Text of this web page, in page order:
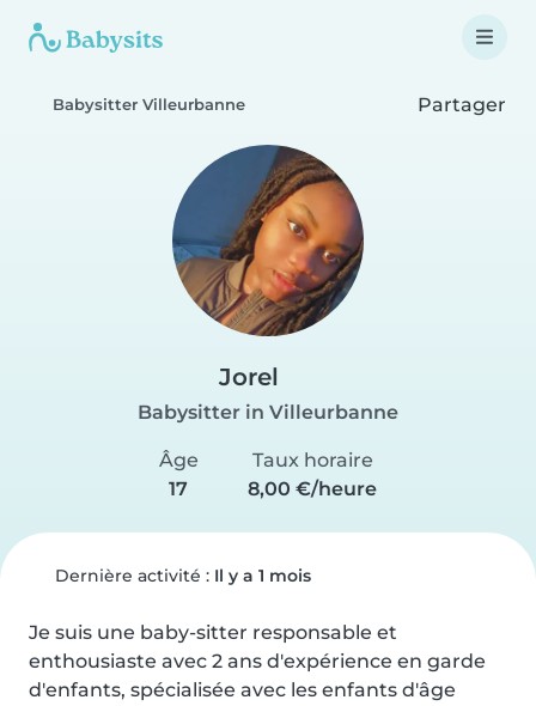
Babysitter Villeurbanne Partager
Jorel
Babysitter in Villeurbanne
Âge
17
Taux horaire
8,00 €/heure
Dernière activité : Il y a 1 mois
Je suis une baby-sitter responsable et
enthousiaste avec 2 ans d'expérience en garde
d'enfants, spécialisée avec les enfants d'âge